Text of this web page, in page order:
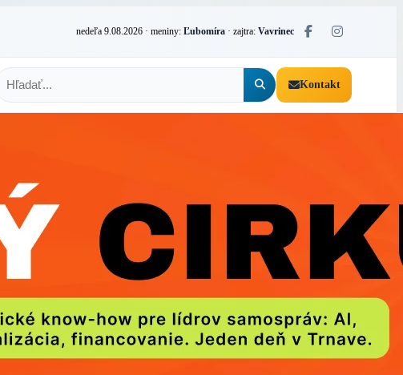
nedeľa 9.08.2026 · meniny: Ľubomíra · zajtra: Vavrinec
Kontakt